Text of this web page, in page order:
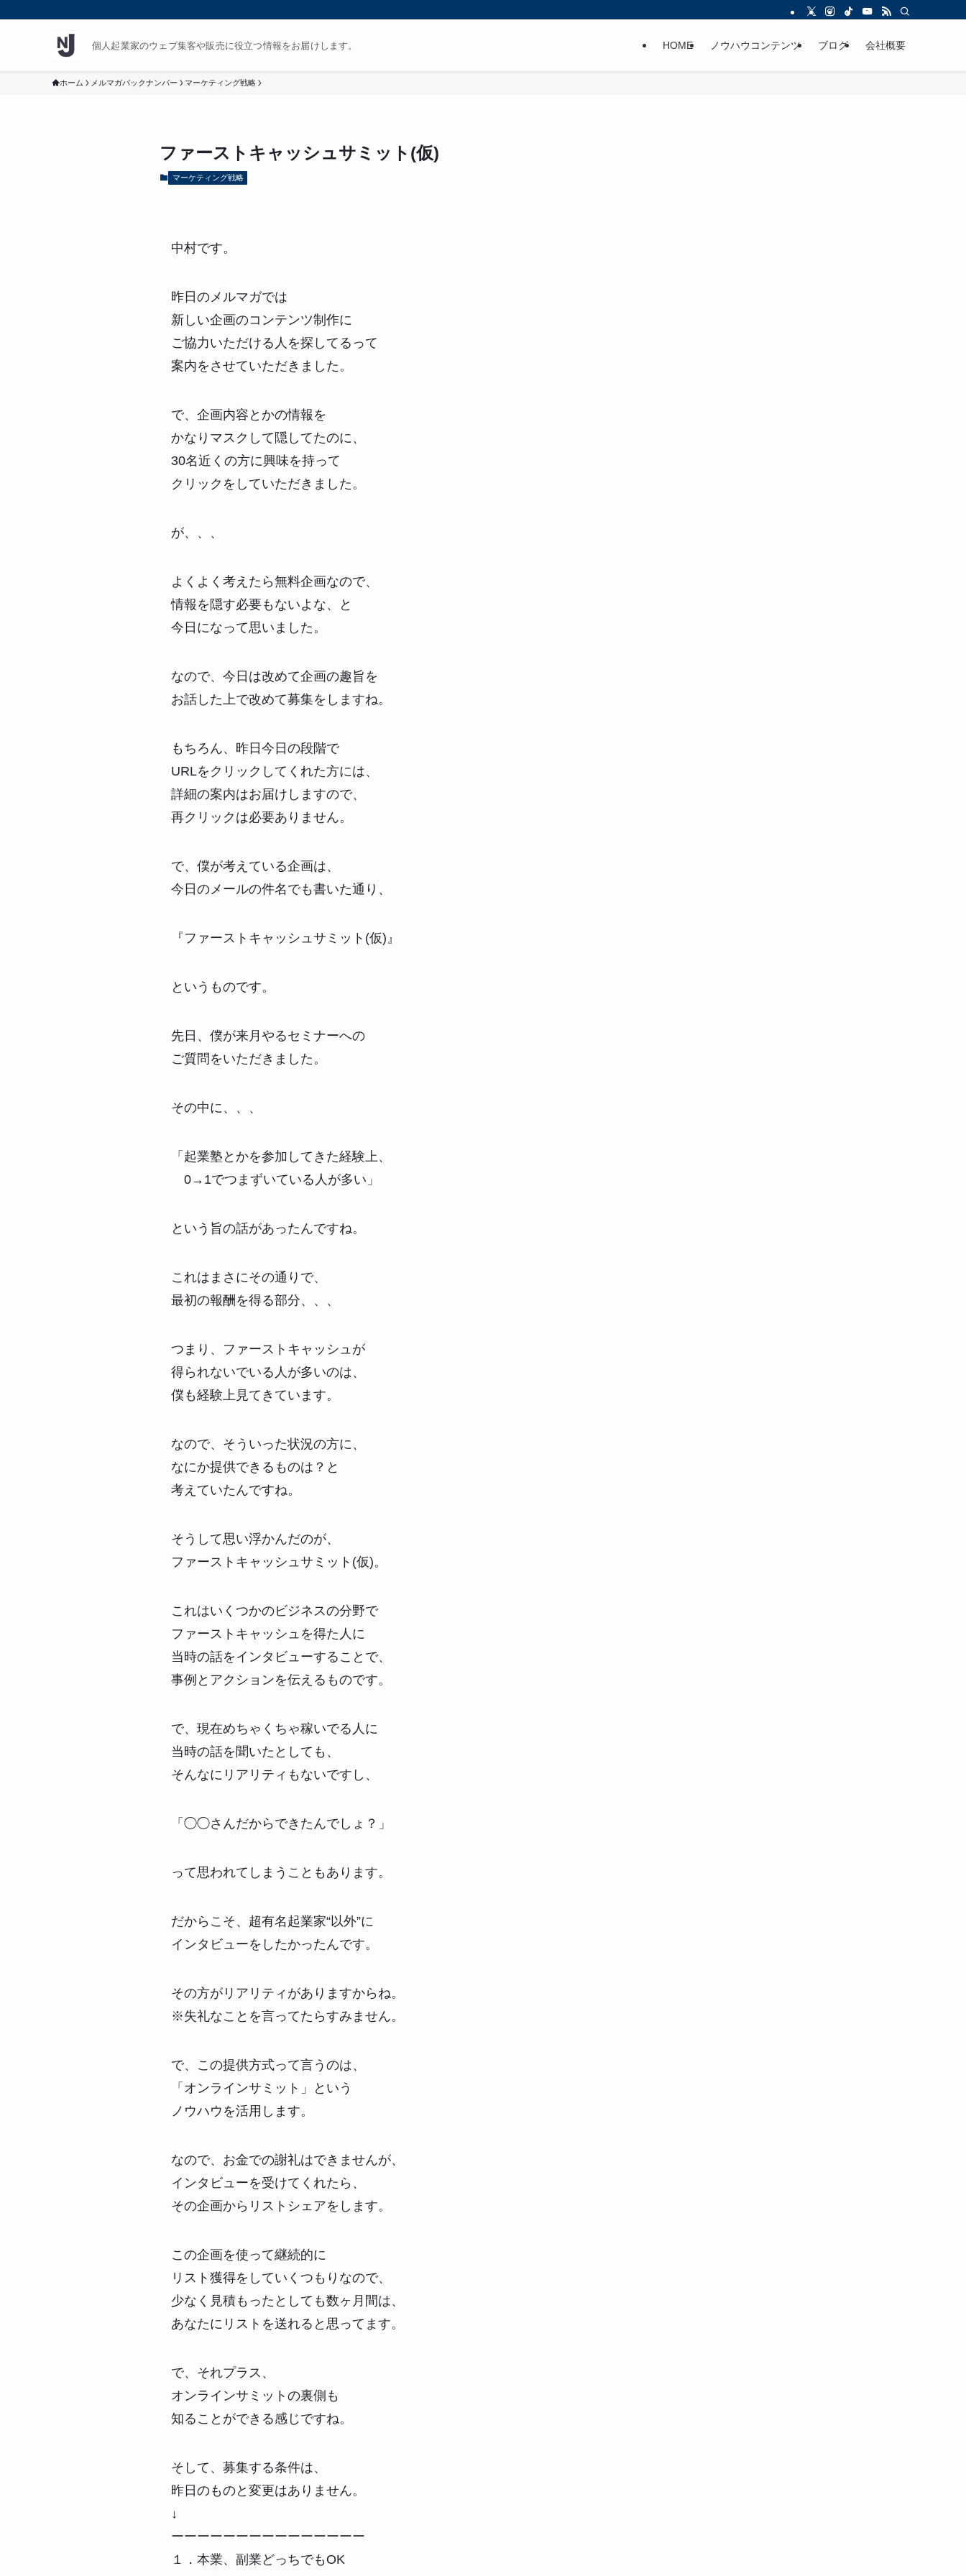
個人起業家のウェブ集客や販売に役立つ情報をお届けします。 HOME ノウハウコンテンツ ブログ 会社概要
ホーム メルマガバックナンバー マーケティング戦略
ファーストキャッシュサミット(仮)
マーケティング戦略
中村です。
昨日のメルマガでは
新しい企画のコンテンツ制作に
ご協力いただける人を探してるって
案内をさせていただきました。
で、企画内容とかの情報を
かなりマスクして隠してたのに、
30名近くの方に興味を持って
クリックをしていただきました。
が、、、
よくよく考えたら無料企画なので、
情報を隠す必要もないよな、と
今日になって思いました。
なので、今日は改めて企画の趣旨を
お話した上で改めて募集をしますね。
もちろん、昨日今日の段階で
URLをクリックしてくれた方には、
詳細の案内はお届けしますので、
再クリックは必要ありません。
で、僕が考えている企画は、
今日のメールの件名でも書いた通り、
『ファーストキャッシュサミット(仮)』
というものです。
先日、僕が来月やるセミナーへの
ご質問をいただきました。
その中に、、、
「起業塾とかを参加してきた経験上、
0→1でつまずいている人が多い」
という旨の話があったんですね。
これはまさにその通りで、
最初の報酬を得る部分、、、
つまり、ファーストキャッシュが
得られないでいる人が多いのは、
僕も経験上見てきています。
なので、そういった状況の方に、
なにか提供できるものは？と
考えていたんですね。
そうして思い浮かんだのが、
ファーストキャッシュサミット(仮)。
これはいくつかのビジネスの分野で
ファーストキャッシュを得た人に
当時の話をインタビューすることで、
事例とアクションを伝えるものです。
で、現在めちゃくちゃ稼いでる人に
当時の話を聞いたとしても、
そんなにリアリティもないですし、
「◯◯さんだからできたんでしょ？」
って思われてしまうこともあります。
だからこそ、超有名起業家“以外”に
インタビューをしたかったんです。
その方がリアリティがありますからね。
※失礼なことを言ってたらすみません。
で、この提供方式って言うのは、
「オンラインサミット」という
ノウハウを活用します。
なので、お金での謝礼はできませんが、
インタビューを受けてくれたら、
その企画からリストシェアをします。
この企画を使って継続的に
リスト獲得をしていくつもりなので、
少なく見積もったとしても数ヶ月間は、
あなたにリストを送れると思ってます。
で、それプラス、
オンラインサミットの裏側も
知ることができる感じですね。
そして、募集する条件は、
昨日のものと変更はありません。
↓
ーーーーーーーーーーーーーーー
１．本業、副業どっちでもOK